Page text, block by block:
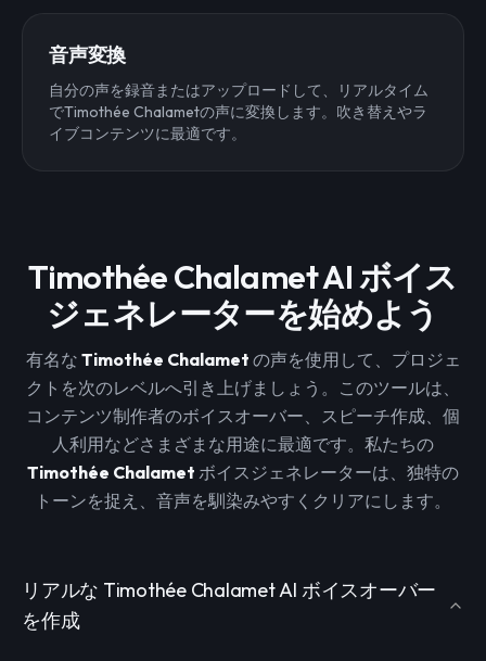
音声変換
自分の声を録音またはアップロードして、リアルタイム
でTimothée Chalametの声に変換します。吹き替えやラ
イブコンテンツに最適です。
Timothée Chalamet AI ボイス
ジェネレーターを始めよう
有名な Timothée Chalamet の声を使用して、プロジェ
クトを次のレベルへ引き上げましょう。このツールは、
コンテンツ制作者のボイスオーバー、スピーチ作成、個
人利用などさまざまな用途に最適です。私たちの
Timothée Chalamet ボイスジェネレーターは、独特の
トーンを捉え、音声を馴染みやすくクリアにします。
リアルな Timothée Chalamet AI ボイスオーバー
を作成